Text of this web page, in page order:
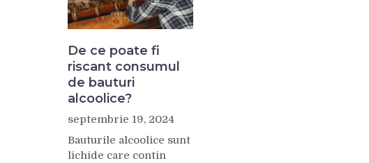
De ce poate fi
riscant consumul
de bauturi
alcoolice?
septembrie 19, 2024
Bauturile alcoolice sunt
lichide care contin